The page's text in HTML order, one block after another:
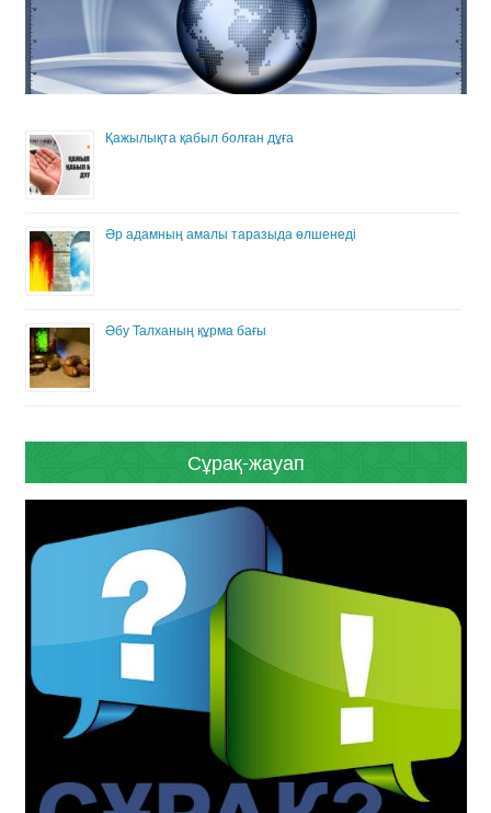
Қажылықта қабыл болған дұға
Әр адамның амалы таразыда өлшенеді
Әбу Талханың құрма бағы
Сұрақ-жауап